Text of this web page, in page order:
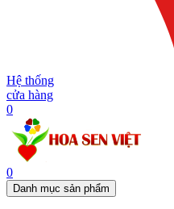
Hệ thống
cửa hàng
0
0
Danh mục sản phẩm